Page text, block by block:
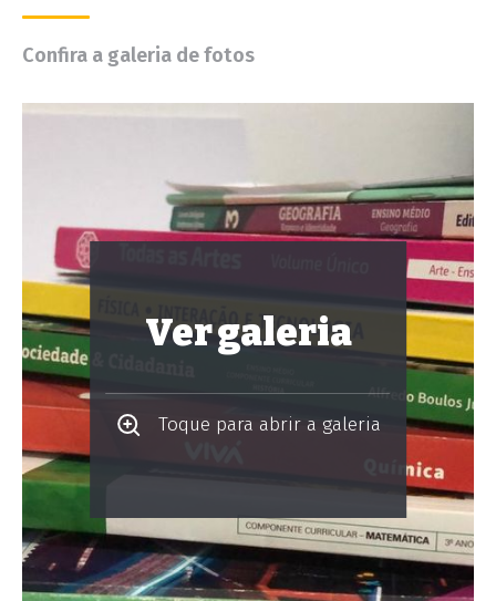
Confira a galeria de fotos
Ver galeria
Toque para abrir a galeria